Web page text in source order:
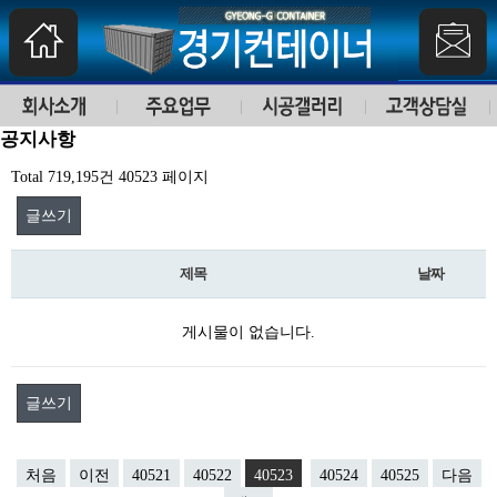
공지사항
Total 719,195건 40523 페이지
글쓰기
제목 날짜
게시물이 없습니다.
글쓰기
처음 이전 40521 40522 40523 40524 40525
다음